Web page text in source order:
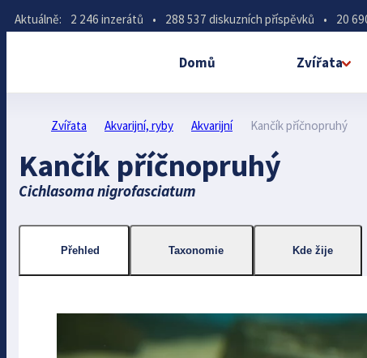
Aktuálně: 2 246 inzerátů • 288 537 diskuzních příspěvků • 20
Domů Zvířata
Zvířata Akvarijní, ryby Akvarijní Kančík příčnopruhý
Kančík příčnopruhý
Cichlasoma nigrofasciatum
Přehled Taxonomie Kde žije